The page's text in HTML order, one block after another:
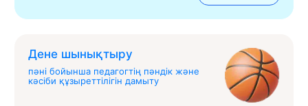
Дене шынықтыру
пәні бойынша педагогтің пәндік және
кәсіби құзыреттілігін дамыту